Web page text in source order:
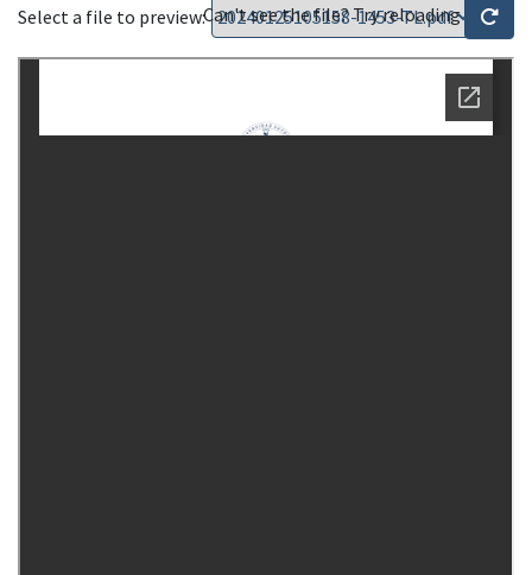
Select a file to preview:Can't see the file? Try reloading